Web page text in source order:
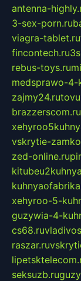
antenna-
3-sex-porn.ru
viagra-tablet.ru
fincontech.ru
rebus-toys.ru
medsprawo-4-
zajmy24.ru
brazzerscom.ru
vskrytie-
zed-online.ru
xehyroo-5-
guzywia-4-
cs68.ru
raszar.ru
seksuzb.ru